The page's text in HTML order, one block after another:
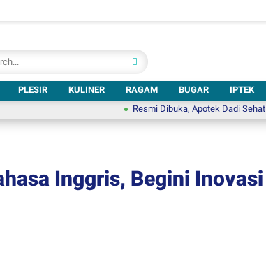
PLESIR KULINER RAGAM BUGAR IPTEK
Resmi Dibuka, Apotek Dadi Sehat Hadir
Inggris, Begini Inovasi